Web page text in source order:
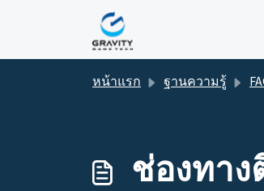
ข้ามไปยังเนื้อหาหลัก
หน้าแรก ฐานความรู้
ช่องทาง